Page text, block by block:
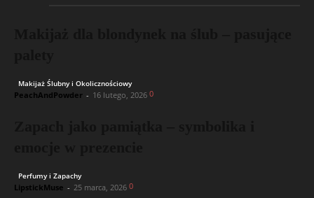
Makijaż Ślubny i Okolicznościowy
PeachAndPowder - 16 lutego, 2026 0
Perfumy i Zapachy
LipstickMuse - 25 marca, 2026 0